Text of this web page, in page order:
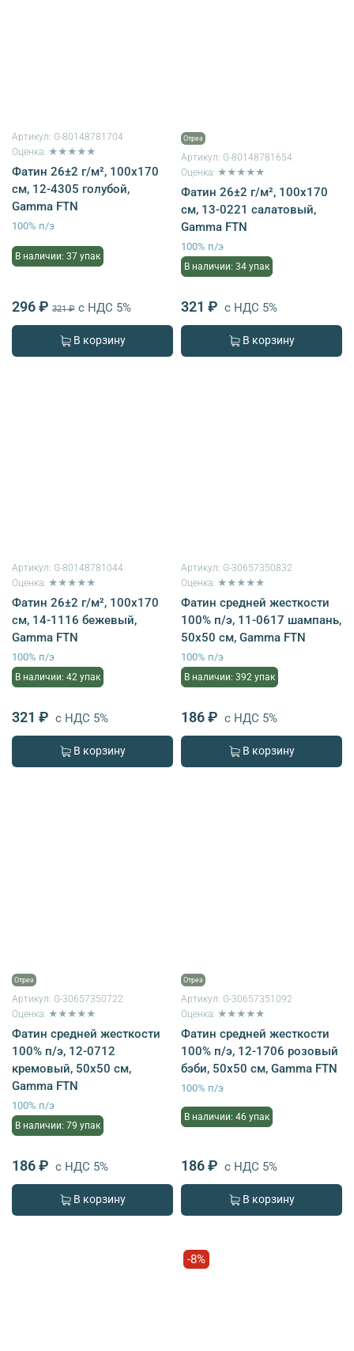
Артикул: G-80148781704
Оценка: ★★★★★
Фатин 26±2 г/м², 100х170
см, 12-4305 голубой,
Gamma FTN
100% п/э
В наличии: 37 упак
296 ₽ 321 ₽ с НДС 5%
В корзину
Отрез
Артикул: G-80148781654
Оценка: ★★★★★
Фатин 26±2 г/м², 100х170
см, 13-0221 салатовый,
Gamma FTN
100% п/э
В наличии: 34 упак
321 ₽ с НДС 5%
В корзину
Артикул: G-80148781044
Оценка: ★★★★★
Фатин 26±2 г/м², 100х170
см, 14-1116 бежевый,
Gamma FTN
100% п/э
В наличии: 42 упак
321 ₽ с НДС 5%
В корзину
Артикул: G-30657350832
Оценка: ★★★★★
Фатин средней жесткости
100% п/э, 11-0617 шампань,
50х50 см, Gamma FTN
100% п/э
В наличии: 392 упак
186 ₽ с НДС 5%
В корзину
Отрез
Артикул: G-30657350722
Оценка: ★★★★★
Фатин средней жесткости
100% п/э, 12-0712
кремовый, 50х50 см,
Gamma FTN
100% п/э
В наличии: 79 упак
186 ₽ с НДС 5%
В корзину
Отрез
Артикул: G-30657351092
Оценка: ★★★★★
Фатин средней жесткости
100% п/э, 12-1706 розовый
бэби, 50х50 см, Gamma FTN
100% п/э
В наличии: 46 упак
186 ₽ с НДС 5%
В корзину
-8%